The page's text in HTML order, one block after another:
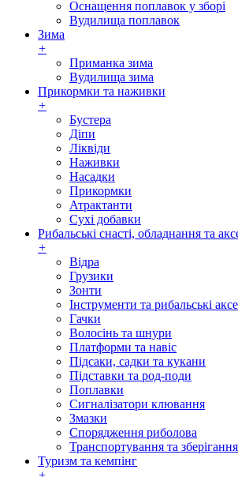
Оснащення поплавок у зборі
Вудилища поплавок
Зима
+
Приманка зима
Вудилища зима
Прикормки та наживки
+
Бустера
Діпи
Ліквіди
Наживки
Насадки
Прикормки
Атрактанти
Сухі добавки
Рибальські снасті, обладнання та
+
Відра
Грузики
Зонти
Інструменти та рибальські
Гачки
Волосінь та шнури
Платформи та навіс
Підсаки, садки та кукани
Підставки та род-поди
Поплавки
Сигналізатори клювання
Змазки
Спорядження риболова
Транспортування та зберігання
Туризм та кемпінг